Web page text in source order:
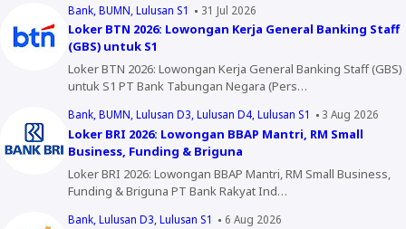
Bank BUMN Lulusan S1 31 Jul 2026
Loker BTN 2026: Lowongan Kerja General Banking Staff
(GBS) untuk S1
Loker BTN 2026: Lowongan Kerja General Banking Staff (GBS)
untuk S1 PT Bank Tabungan Negara (Pers…
Bank BUMN Lulusan D3 Lulusan D4 Lulusan S1 3 Aug 2026
Loker BRI 2026: Lowongan BBAP Mantri, RM Small
Business, Funding & Briguna
Loker BRI 2026: Lowongan BBAP Mantri, RM Small Business,
Funding & Briguna PT Bank Rakyat Ind…
Bank Lulusan D3 Lulusan S1 6 Aug 2026